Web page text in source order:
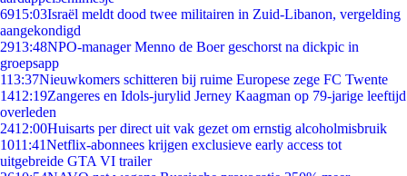
6915:03Israël meldt dood twee militairen in Zuid-Libanon, vergelding
aangekondigd
2913:48NPO-manager Menno de Boer geschorst na dickpic in
groepsapp
113:37Nieuwkomers schitteren bij ruime Europese zege FC Twente
1412:19Zangeres en Idols-jurylid Jerney Kaagman op 79-jarige leeftijd
overleden
2412:00Huisarts per direct uit vak gezet om ernstig alcoholmisbruik
1011:41Netflix-abonnees krijgen exclusieve early access tot
uitgebreide GTA VI trailer